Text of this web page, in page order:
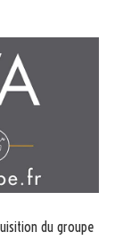
du groupe